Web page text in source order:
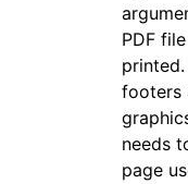
PDF
footers
needs
page